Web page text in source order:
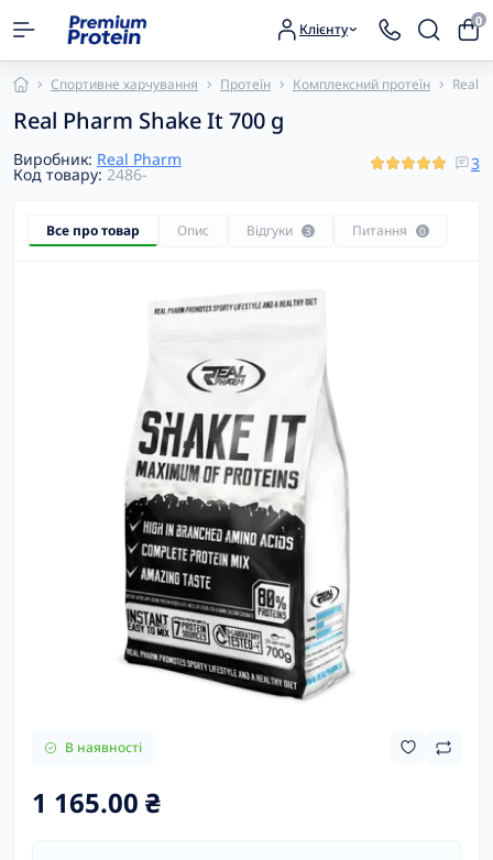
Клієнту 0
Спортивне харчування Протеїн Комплексний протеїн Real
Real Pharm Shake It 700 g
Виробник: Real Pharm
Код товару:2486-
3
Все про товар Опис Відгуки 3 Питання 0
В наявності
1 165.00 ₴